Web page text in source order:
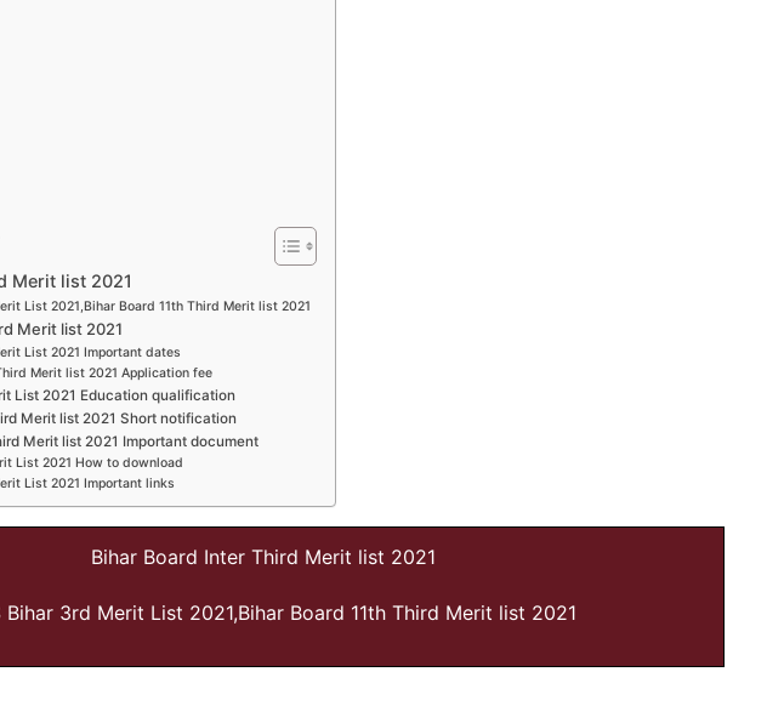
Merit list 2021
List 2021,Bihar Board 11th Third Merit list 2021
Merit list 2021
List 2021 Important dates
Merit list 2021 Application fee
List 2021 Education qualification
Merit list 2021 Short notification
Merit list 2021 Important document
List 2021 How to download
List 2021 Important links
Bihar Board Inter Third Merit list 2021
Bihar 3rd Merit List 2021,Bihar Board 11th Third Merit list 2021